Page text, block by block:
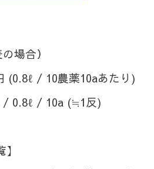
場合）
(0.8ℓ / 10農薬10aあたり)
/ 0.8ℓ / 10a (≒1反)